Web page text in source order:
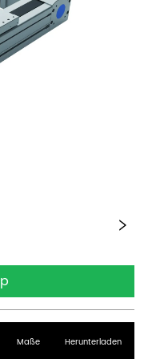
Maße Herunterladen